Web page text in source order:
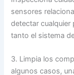
sensores
detectar cualquier
tanto el sistema
3. Limpia los
algunos casos,